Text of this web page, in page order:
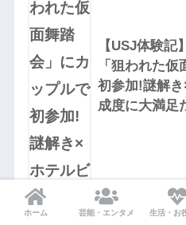
【USJ体験記
「狙われた
初参加!謎解
成度に大満足
ホーム 芸能・エンタメ 生活・お